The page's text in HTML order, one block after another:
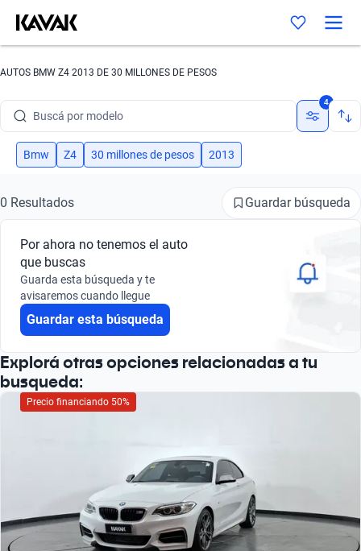
AUTOS BMW Z4 2013 DE 30 MILLONES DE PESOS
Buscá por modelo
Buscá por versión
Buscá por marca
Buscá por modelo
Buscá por versión
4
Bmw Z4 30 millones de pesos 2013
0 Resultados Guardar búsqueda
Por ahora no tenemos el auto
que buscas
Guarda esta búsqueda y te
avisaremos cuando llegue
Guardar esta búsqueda
Explorá otras opciones relacionadas a tu
busqueda:
Precio financiando 50%